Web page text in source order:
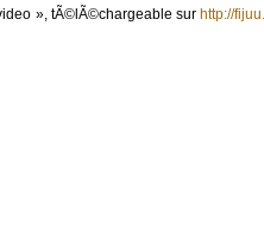
», tÃ©lÃ©chargeable sur http://